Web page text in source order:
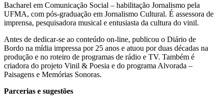
Bacharel em Comunicação Social – habilitação Jornalismo pela
UFMA, com pós-graduação em Jornalismo Cultural. É assessora de
imprensa, pesquisadora musical e entusiasta da cultura do vinil.
Antes de dedicar-se ao conteúdo on-line, publicou o Diário de
Bordo na mídia impressa por 25 anos e atuou por duas décadas na
produção e no roteiro de programas de rádio e TV. Também é
criadora do projeto Vinil & Poesia e do programa Alvorada –
Paisagens e Memórias Sonoras.
Parcerias e sugestões